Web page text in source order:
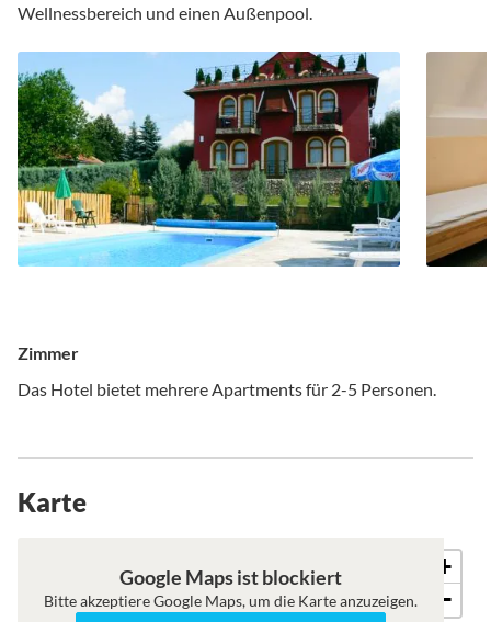
Wellnessbereich und einen Außenpool.
Zimmer
Das Hotel bietet mehrere Apartments für 2-5 Personen.
Karte
Roadmap Satellit
+
−
Google Maps ist blockiert
Bitte akzeptiere Google Maps, um die Karte anzuzeigen.